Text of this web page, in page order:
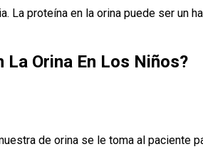
La proteína en la orina puede ser un
La Orina En Los Niños?
de orina se le toma al paciente